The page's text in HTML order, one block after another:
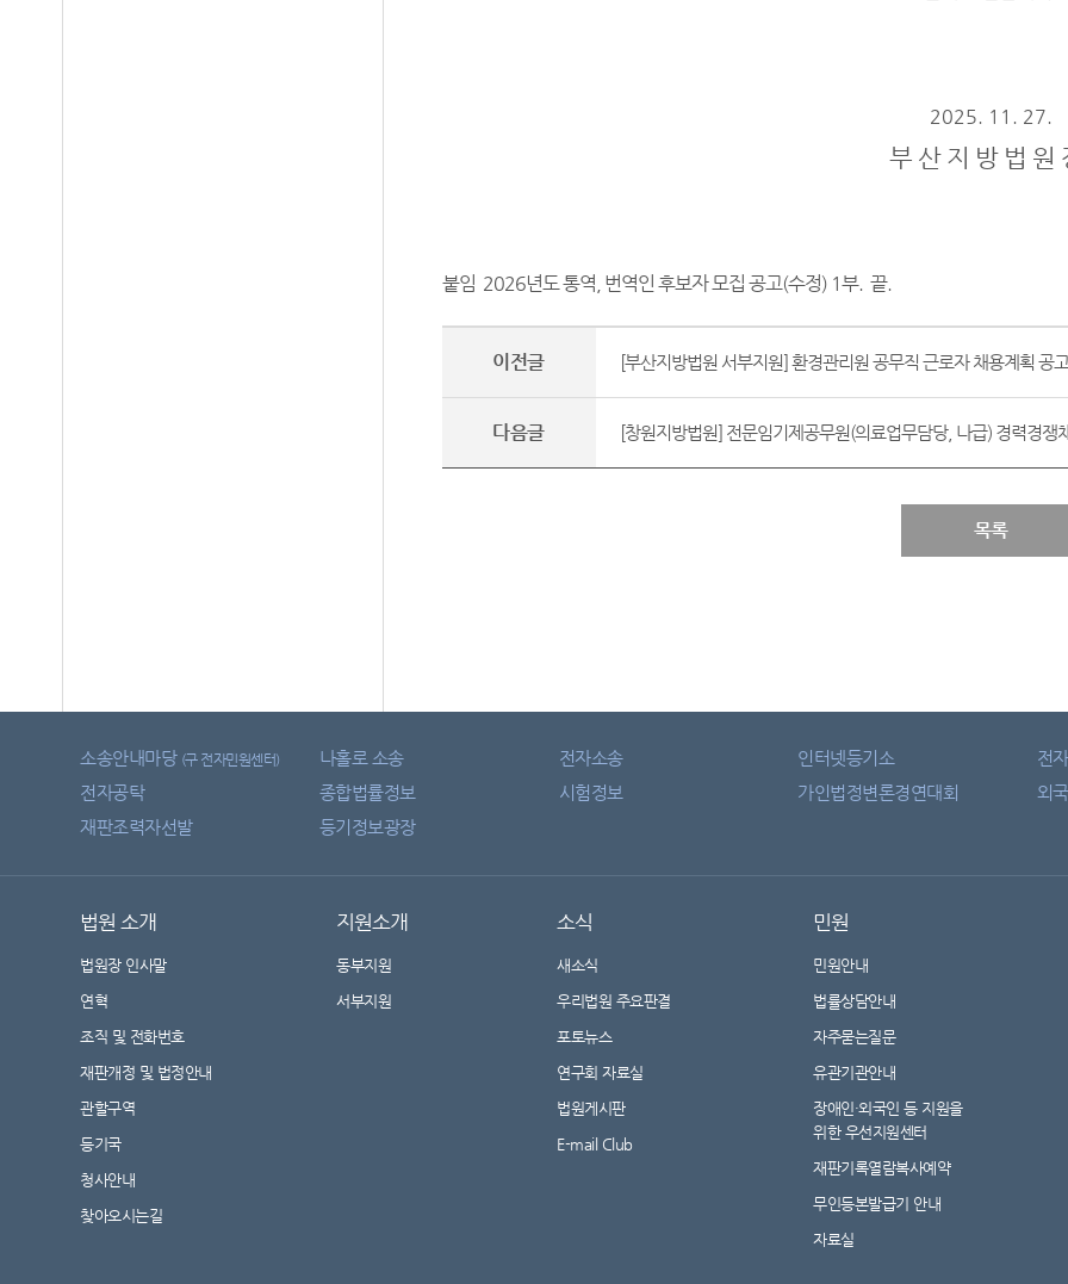
2025. 11. 27.
부 산 지 방 법 원
붙임 2026년도 통역, 번역인 후보자 모집 공고(수정) 1부. 끝.
이전글 [부산지방법원 서부지원] 환경관리원 공무직 근로자 채용계획 공고
다음글 [창원지방법원] 전문임기제공무원(의료업무담당, 나급) 경력경쟁
목록
소송안내마당 (구 전자민원센터) 나홀로 소송 전자소송 인터넷등기소 전
전자공탁
종합법률정보 시험정보 가인법정변론경연대회 외
재판조력자선발
등기정보광장
법원 소개
법원장 인사말
연혁
조직 및 전화번호
재판개정 및 법정안내
관할구역
등기국
청사안내
찾아오시는길
지원소개
동부지원
서부지원
소식
새소식
우리법원 주요판결
포토뉴스
연구회 자료실
법원게시판
E-mail Club
민원
민원안내
법률상담안내
자주묻는질문
유관기관안내
장애인·외국인 등 지원을
위한 우선지원센터
재판기록열람복사예약
무인등본발급기 안내
자료실